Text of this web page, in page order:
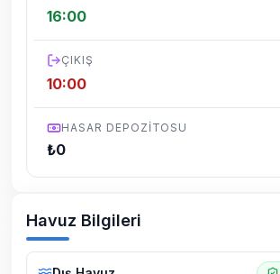
16:00
ÇIKIŞ
10:00
HASAR DEPOZITOSU
₺0
Havuz Bilgileri